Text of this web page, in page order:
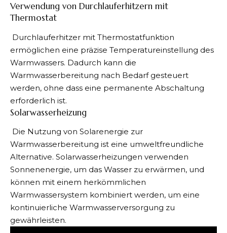
Verwendung von Durchlauferhitzern mit
Thermostat
Durchlauferhitzer mit Thermostatfunktion
ermöglichen eine präzise Temperatureinstellung des
Warmwassers. Dadurch kann die
Warmwasserbereitung nach Bedarf gesteuert
werden, ohne dass eine permanente Abschaltung
erforderlich ist.
Solarwasserheizung
Die Nutzung von Solarenergie zur
Warmwasserbereitung ist eine umweltfreundliche
Alternative. Solarwasserheizungen verwenden
Sonnenenergie, um das Wasser zu erwärmen, und
können mit einem herkömmlichen
Warmwassersystem kombiniert werden, um eine
kontinuierliche Warmwasserversorgung zu
gewährleisten.